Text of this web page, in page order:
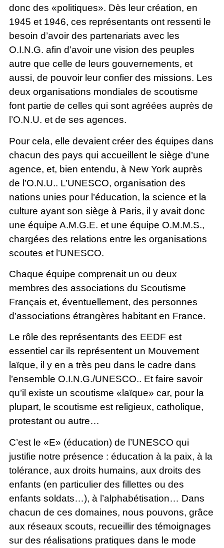
donc des «politiques». Dès leur création, en
1945 et 1946, ces représentants ont ressenti le
besoin d’avoir des partenariats avec les
O.I.N.G. afin d’avoir une vision des peuples
autre que celle de leurs gouvernements, et
aussi, de pouvoir leur confier des missions. Les
deux organisations mondiales de scoutisme
font partie de celles qui sont agréées auprès de
l’O.N.U. et de ses agences.
Pour cela, elle devaient créer des équipes dans
chacun des pays qui accueillent le siège d’une
agence, et, bien entendu, à New York auprès
de l’O.N.U.. L’UNESCO, organisation des
nations unies pour l’éducation, la science et la
culture ayant son siège à Paris, il y avait donc
une équipe A.M.G.E. et une équipe O.M.M.S.,
chargées des relations entre les organisations
scoutes et l’UNESCO.
Chaque équipe comprenait un ou deux
membres des associations du Scoutisme
Français et, éventuellement, des personnes
d’associations étrangères habitant en France.
Le rôle des représentants des EEDF est
essentiel car ils représentent un Mouvement
laïque, il y en a très peu dans le cadre dans
l’ensemble O.I.N.G./UNESCO.. Et faire savoir
qu’il existe un scoutisme «laïque» car, pour la
plupart, le scoutisme est religieux, catholique,
protestant ou autre…
C’est le «E» (éducation) de l’UNESCO qui
justifie notre présence : éducation à la paix, à la
tolérance, aux droits humains, aux droits des
enfants (en particulier des fillettes ou des
enfants soldats…), à l’alphabétisation… Dans
chacun de ces domaines, nous pouvons, grâce
aux réseaux scouts, recueillir des témoignages
sur des réalisations pratiques dans le mode